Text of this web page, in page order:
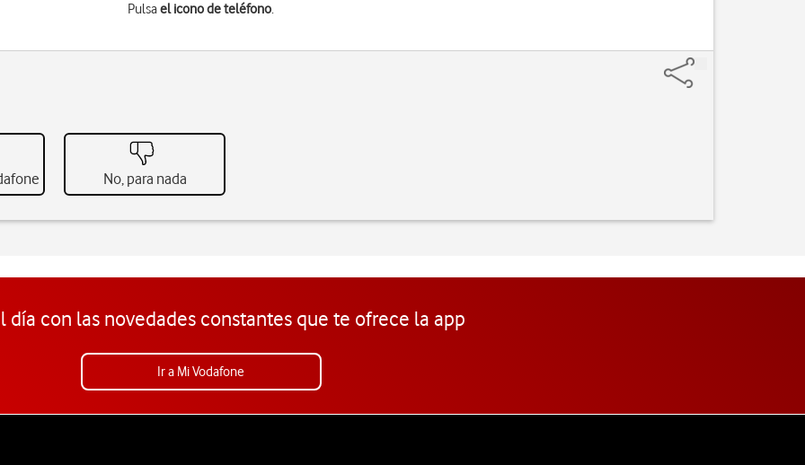
Pulsael icono de teléfono.
No, para nada
día con las novedades constantes que te ofrece la app
Ir a Mi Vodafone